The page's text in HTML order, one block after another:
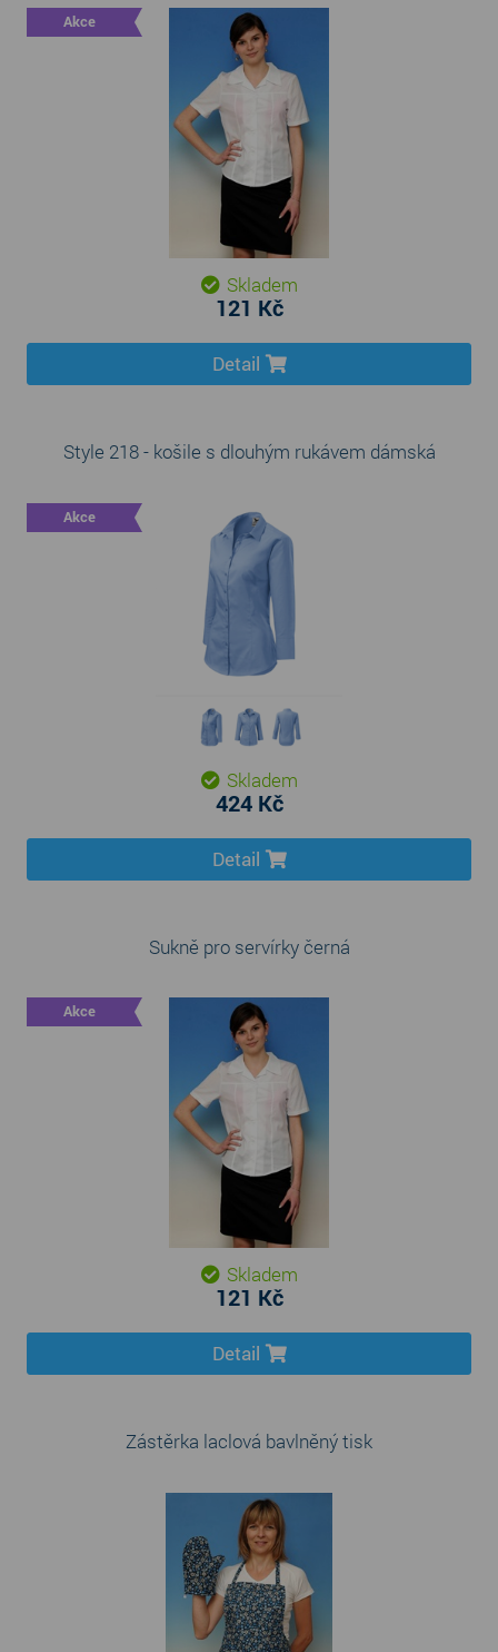
Akce
Skladem
121 Kč
Detail
Style 218 - košile s dlouhým rukávem dámská
Akce
Skladem
424 Kč
Detail
Sukně pro servírky černá
Akce
Skladem
121 Kč
Detail
Zástěrka laclová bavlněný tisk